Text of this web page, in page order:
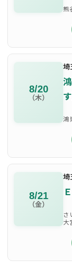
熊
8/20
（木）
埼
す
鴻
8/21
（金）
埼
さ
大